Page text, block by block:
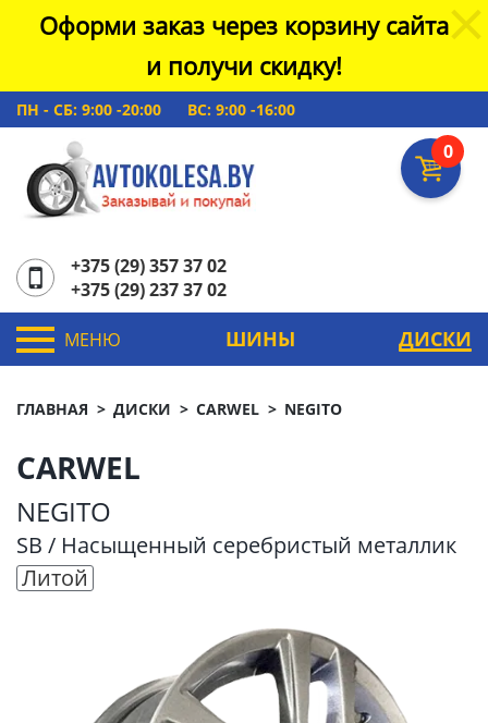
Оформи заказ через корзину сайта
и получи скидку!
ПН - СБ: 9:00 -20:00 ВС: 9:00 -16:00
0
+375 (29) 357 37 02
+375 (29) 237 37 02
МЕНЮ ШИНЫ ДИСКИ
ГЛАВНАЯ ДИСКИ CARWEL NEGITO
CARWEL
NEGITO
SB / Насыщенный серебристый металлик
Литой